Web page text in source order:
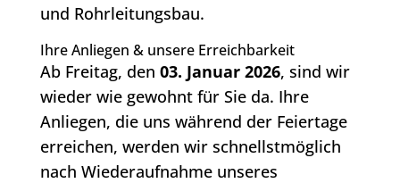
und Rohrleitungsbau.
Ihre Anliegen & unsere Erreichbarkeit
Ab Freitag, den 03. Januar 2026, sind wir
wieder wie gewohnt für Sie da. Ihre
Anliegen, die uns während der Feiertage
erreichen, werden wir schnellstmöglich
nach Wiederaufnahme unseres